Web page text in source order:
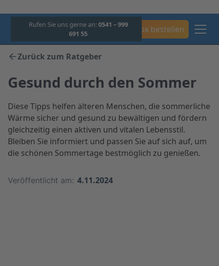
Rufen Sie uns gerne an:0541 – 999
691 55
Box bestellen
Zurück zum Ratgeber
Gesund durch den Sommer
Diese Tipps helfen älteren Menschen, die sommerliche
Wärme sicher und gesund zu bewältigen und fördern
gleichzeitig einen aktiven und vitalen Lebensstil.
Bleiben Sie informiert und passen Sie auf sich auf, um
die schönen Sommertage bestmöglich zu genießen.
Veröffentlicht am: 4.11.2024